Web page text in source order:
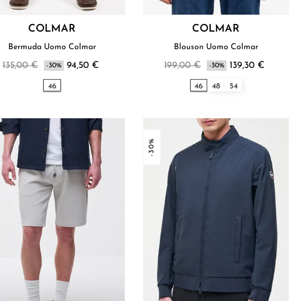
COLMAR
Bermuda Uomo Colmar
135,00 € -30% 94,50 €
46
COLMAR
Blouson Uomo Colmar
199,00 € -30% 139,30 €
46 48 54
-30%